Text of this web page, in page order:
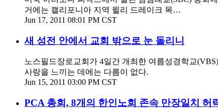
거에는 캘리포니아 지역 윌리 드레이크 목…
Jun 17, 2011 08:01 PM CST
새 성전 안에서 교회 밖으로 눈 돌리니
노스필드장로교회가 4일간 개최한 여름성경학교
사랑을 느끼는 데에는 다름이 없다.
Jun 15, 2011 03:00 PM CST
PCA 총회, 8개의 한인노회 존속 만장일치 허